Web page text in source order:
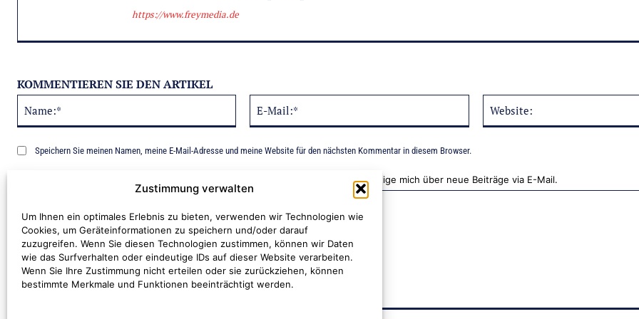
Zustimmung verwalten
Um Ihnen ein optimales Erlebnis zu bieten, verwenden wir Technologien wie
Cookies, um Geräteinformationen zu speichern und/oder darauf
zuzugreifen. Wenn Sie diesen Technologien zustimmen, können wir Daten
wie das Surfverhalten oder eindeutige IDs auf dieser Website verarbeiten.
Wenn Sie Ihre Zustimmung nicht erteilen oder sie zurückziehen, können
bestimmte Merkmale und Funktionen beeinträchtigt werden.
https://www.freymedia.de
KOMMENTIEREN SIE DEN ARTIKEL
Mail:*
Speichern Sie meinen Namen, meine E-Mail-Adresse und meine Website für den nächsten Kommentar in diesem Browser.
Benachrichtige mich über neue Beiträge via E-Mail.